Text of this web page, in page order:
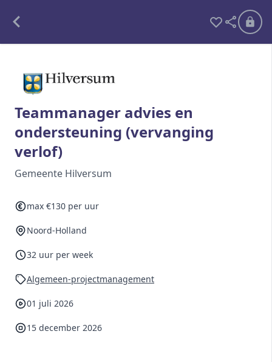
Detachering
Interim opdrachten statistiek
Teammanager advies en
ondersteuning (vervanging
verlof)
Gemeente Hilversum
max €130 per uur
Noord-Holland
32 uur per week
Algemeen-projectmanagement
01 juli 2026
15 december 2026